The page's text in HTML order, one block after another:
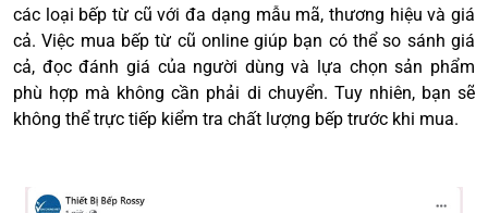
các loại bếp từ cũ với đa dạng mẫu mã, thương hiệu và giá
cả. Việc mua bếp từ cũ online giúp bạn có thể so sánh giá
cả, đọc đánh giá của người dùng và lựa chọn sản phẩm
phù hợp mà không cần phải di chuyển. Tuy nhiên, bạn sẽ
không thể trực tiếp kiểm tra chất lượng bếp trước khi mua.